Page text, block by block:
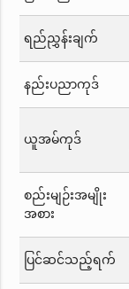
ရည်ညွှန်းချက်
နည်းပညာကုဒ်
ယူအမ်ကုဒ်
စည်းမျဉ်းအမျိုး
အစား
ပြင်ဆင်သည့်ရက်